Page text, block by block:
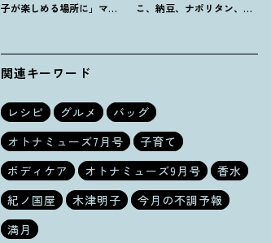
子が楽しめる場所に」ママ
こ、納豆、ナポリタン、き
関連キーワード
レシピ グルメ
バッグ
オトナミューズ7月号
子育て
ボディケア
オトナミューズ9月号
香水
紀ノ国屋
木津明子
今月の不調予報
満月